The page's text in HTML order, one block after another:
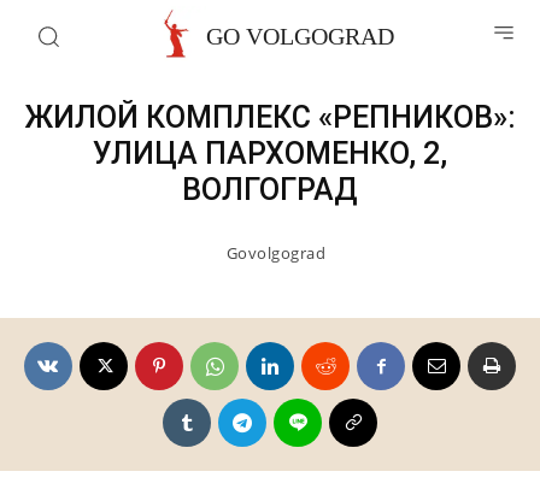
GO VOLGOGRAD
Отели волгограда
ЖИЛОЙ КОМПЛЕКС «РЕПНИКОВ»:
УЛИЦА ПАРХОМЕНКО, 2,
ВОЛГОГРАД
Govolgograd